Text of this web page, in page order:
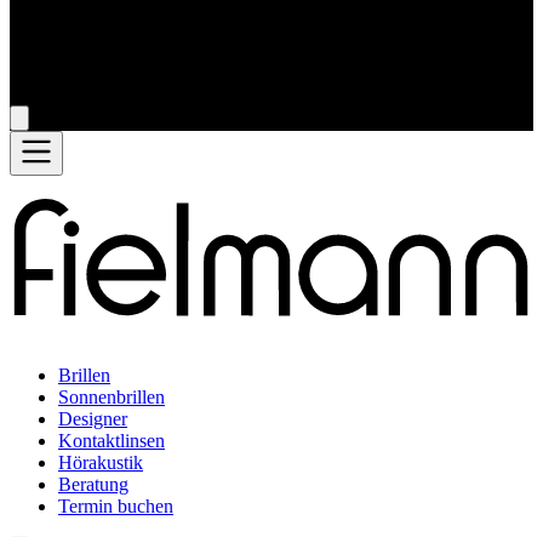
Brillen
Sonnenbrillen
Designer
Kontaktlinsen
Hörakustik
Beratung
Termin buchen